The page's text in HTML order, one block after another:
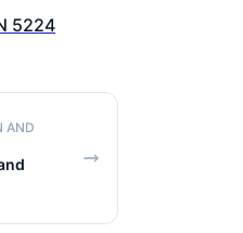
5224
AND